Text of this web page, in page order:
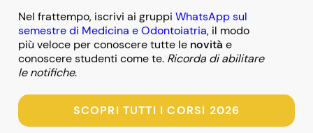
Nel frattempo, iscrivi ai gruppi WhatsApp sul
semestre di Medicina e Odontoiatria, il modo
più veloce per conoscere tutte le novità e
conoscere studenti come te. Ricorda di abilitare
le notifiche.
SCOPRI TUTTI I CORSI 2026